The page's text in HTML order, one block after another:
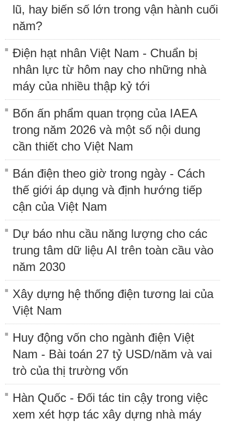
lũ, hay biến số lớn trong vận hành cuối
năm?
Điện hạt nhân Việt Nam - Chuẩn bị
nhân lực từ hôm nay cho những nhà
máy của nhiều thập kỷ tới
Bốn ấn phẩm quan trọng của IAEA
trong năm 2026 và một số nội dung
cần thiết cho Việt Nam
Bán điện theo giờ trong ngày - Cách
thế giới áp dụng và định hướng tiếp
cận của Việt Nam
Dự báo nhu cầu năng lượng cho các
trung tâm dữ liệu AI trên toàn cầu vào
năm 2030
Xây dựng hệ thống điện tương lai của
Việt Nam
Huy động vốn cho ngành điện Việt
Nam - Bài toán 27 tỷ USD/năm và vai
trò của thị trường vốn
Hàn Quốc - Đối tác tin cậy trong việc
xem xét hợp tác xây dựng nhà máy